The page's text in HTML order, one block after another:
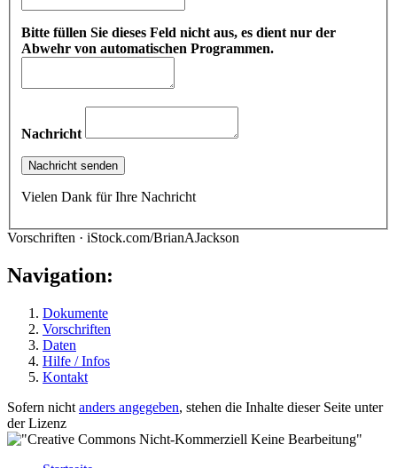
Bitte füllen Sie dieses Feld nicht aus, es dient nur der
Abwehr von automatischen Programmen.
Nachricht
Vielen Dank für Ihre Nachricht
Vorschriften · iStock.com/BrianAJackson
Navigation:
Dokumente
Vorschriften
Daten
Hilfe / Infos
Kontakt
Sofern nicht anders angegeben, stehen die Inhalte dieser Seite unter
der Lizenz